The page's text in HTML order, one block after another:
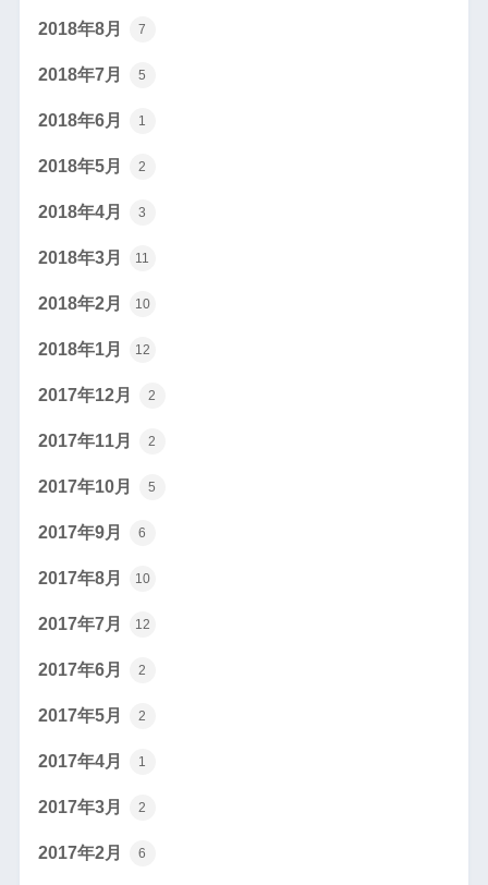
2018年8月 7
2018年7月 5
2018年6月 1
2018年5月 2
2018年4月 3
2018年3月 11
2018年2月 10
2018年1月 12
2017年12月 2
2017年11月 2
2017年10月 5
2017年9月 6
2017年8月 10
2017年7月 12
2017年6月 2
2017年5月 2
2017年4月 1
2017年3月 2
2017年2月 6